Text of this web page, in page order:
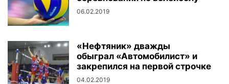
06.02.2019
«Нефтяник» дважды
обыграл «Автомобилист» и
закрепился на первой строчке
04.02.2019